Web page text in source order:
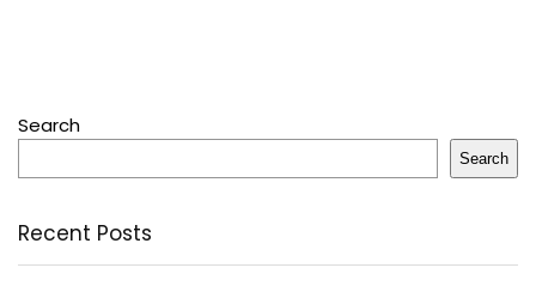
Search
Search
Recent Posts